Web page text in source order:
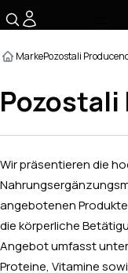
MarkePozostali
Pozostali
Wir präsentieren die
angebotenen Produkte
die körperliche
Angebot umfasst unter
Proteine, Vitamine